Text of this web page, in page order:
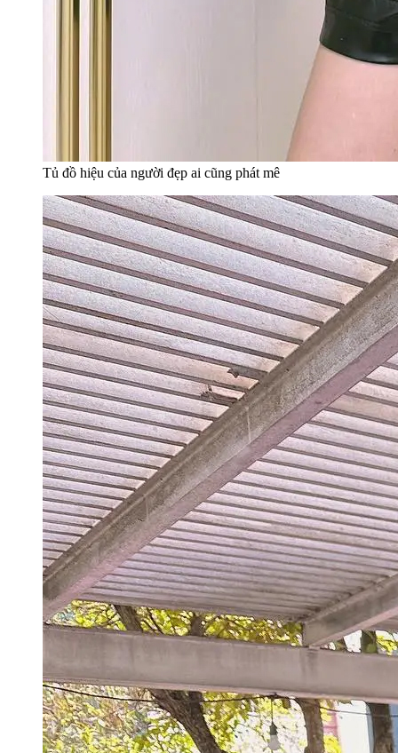
Tủ đồ hiệu của người đẹp ai cũng phát mê